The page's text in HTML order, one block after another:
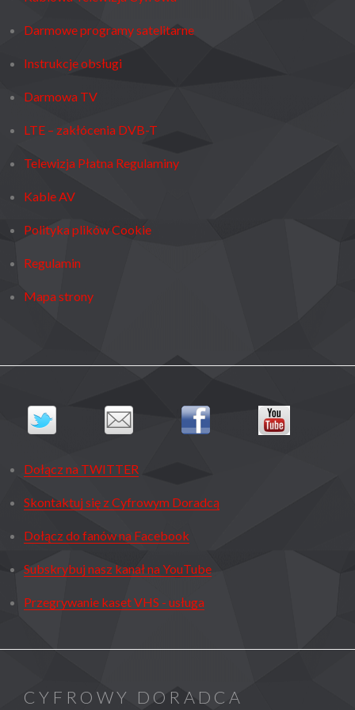
Darmowe programy satelitarne
Instrukcje obsługi
Darmowa TV
LTE – zakłócenia DVB-T
Telewizja Płatna Regulaminy
Kable AV
Polityka plików Cookie
Regulamin
Mapa strony
Dołącz na TWITTER
Skontaktuj się z Cyfrowym Doradcą
Dołącz do fanów na Facebook
Subskrybuj nasz kanał na YouTube
Przegrywanie kaset VHS - usługa
CYFROWY DORADCA